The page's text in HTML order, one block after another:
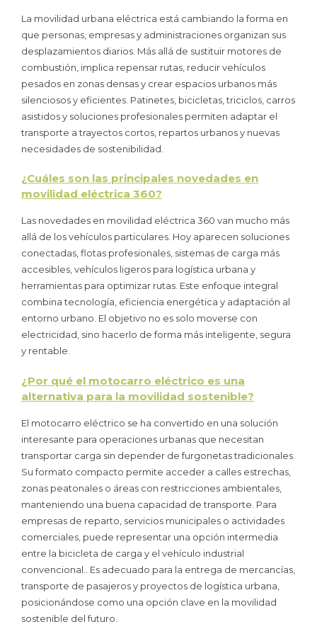
La movilidad urbana eléctrica está cambiando la forma en
que personas, empresas y administraciones organizan sus
desplazamientos diarios. Más allá de sustituir motores de
combustión, implica repensar rutas, reducir vehículos
pesados en zonas densas y crear espacios urbanos más
silenciosos y eficientes. Patinetes, bicicletas, triciclos, carros
asistidos y soluciones profesionales permiten adaptar el
transporte a trayectos cortos, repartos urbanos y nuevas
necesidades de sostenibilidad.
¿Cuáles son las principales novedades en
movilidad eléctrica 360?
Las novedades en movilidad eléctrica 360 van mucho más
allá de los vehículos particulares. Hoy aparecen soluciones
conectadas, flotas profesionales, sistemas de carga más
accesibles, vehículos ligeros para logística urbana y
herramientas para optimizar rutas. Este enfoque integral
combina tecnología, eficiencia energética y adaptación al
entorno urbano. El objetivo no es solo moverse con
electricidad, sino hacerlo de forma más inteligente, segura
y rentable.
¿Por qué el motocarro eléctrico es una
alternativa para la movilidad sostenible?
El motocarro eléctrico se ha convertido en una solución
interesante para operaciones urbanas que necesitan
transportar carga sin depender de furgonetas tradicionales.
Su formato compacto permite acceder a calles estrechas,
zonas peatonales o áreas con restricciones ambientales,
manteniendo una buena capacidad de transporte. Para
empresas de reparto, servicios municipales o actividades
comerciales, puede representar una opción intermedia
entre la bicicleta de carga y el vehículo industrial
convencional.. Es adecuado para la entrega de mercancías,
transporte de pasajeros y proyectos de logística urbana,
posicionándose como una opción clave en la movilidad
sostenible del futuro.